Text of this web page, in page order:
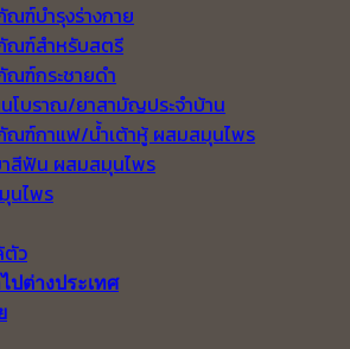
ฑ์บำรุงร่างกาย
ฑ์สำหรับสตรี
ฑ์กระชายดำ
โบราณ/ยาสามัญประจำบ้าน
ฑ์กาแฟ/น้ำเต้าหู้ ผสมสมุนไพร
สีฟัน ผสมสมุนไพร
นไพร
ตัว
ปต่างประเทศ